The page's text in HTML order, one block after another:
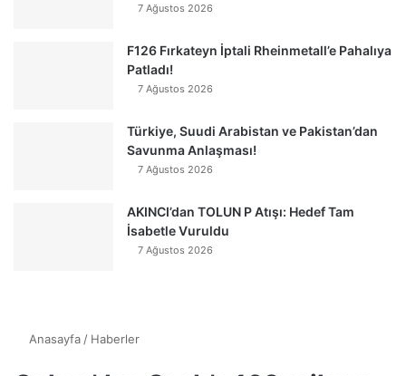
7 Ağustos 2026
F126 Fırkateyn İptali Rheinmetall’e Pahalıya
Patladı!
7 Ağustos 2026
Türkiye, Suudi Arabistan ve Pakistan’dan
Savunma Anlaşması!
7 Ağustos 2026
AKINCI’dan TOLUN P Atışı: Hedef Tam
İsabetle Vuruldu
7 Ağustos 2026